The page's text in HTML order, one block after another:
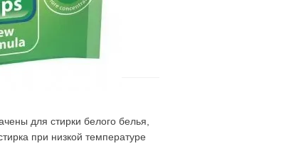
для стирки белого белья,
при низкой температуре